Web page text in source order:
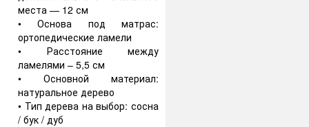
места — 12 см
• Основа под матрас:
ортопедические ламели
• Расстояние между
ламелями – 5,5 см
• Основной материал:
натуральное дерево
• Тип дерева на выбор: сосна
/ бук / дуб